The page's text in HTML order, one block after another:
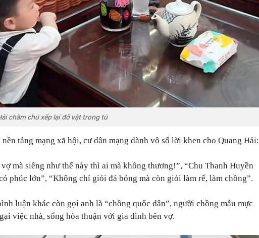
chăm chú xếp lại đồ vật trong tủ
nền tảng mạng xã hội, cư dân mạng dành vô số lời khen cho Quang Hải:
vợ mà siêng như thế này thì ai mà không thương!”, “Chu Thanh Huyền
phúc lớn”, “Không chỉ giỏi đá bóng mà còn giỏi làm rể, làm chồng”.
luận khác còn gọi anh là “chồng quốc dân”, người chồng mẫu mực
việc nhà, sống hòa thuận với gia đình bên vợ.